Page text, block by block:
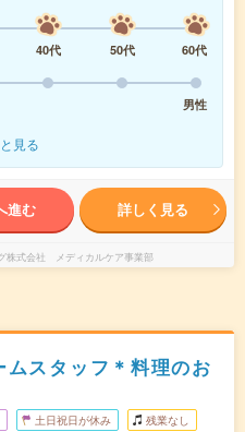
40代 50代
60代
男性
見る
進む 詳しく見る
株式会社 メディカルケア事業部
スタッフ＊料理のお
土日祝日が休み 残業なし